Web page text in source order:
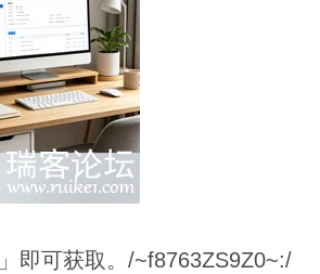
即可获取。/~f8763ZS9Z0~:/